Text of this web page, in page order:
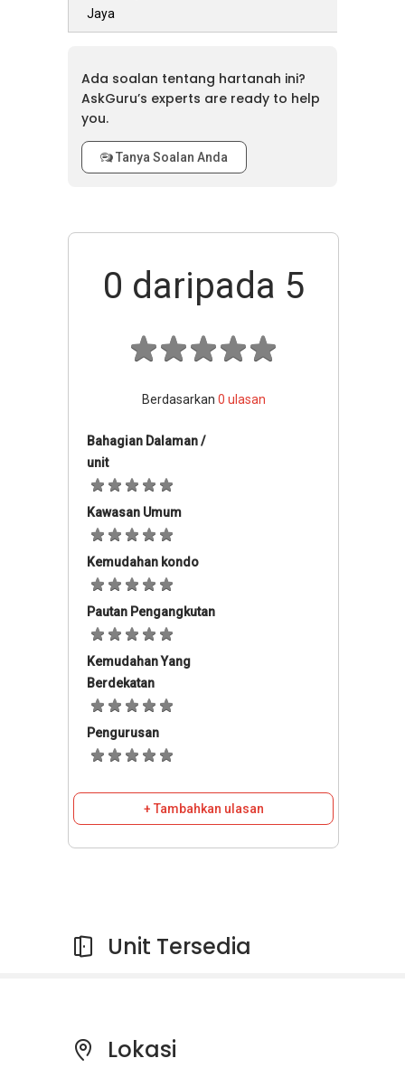
Jaya
Ada soalan tentang hartanah ini?
AskGuru’s experts are ready to help
you.
Tanya Soalan Anda
0 daripada 5
Berdasarkan 0 ulasan
Bahagian Dalaman /
unit
Kawasan Umum
Kemudahan kondo
Pautan Pengangkutan
Kemudahan Yang
Berdekatan
Pengurusan
+ Tambahkan ulasan
Unit Tersedia
Lokasi